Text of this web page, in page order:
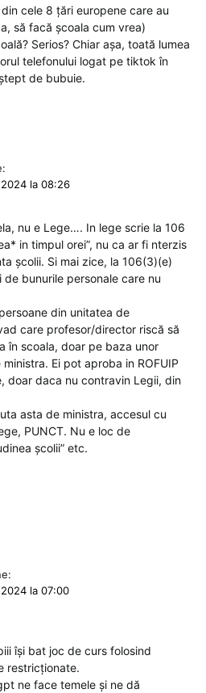
cele 8 țări europene care au
să facă școala cum vrea)
Serios? Chiar așa, toată lumea
telefonului logat pe tiktok în
de bubuie.
la 08:26
nu e Lege…. In lege scrie la 106
in timpul orei”, nu ca ar fi nterzis
școlii. Si mai zice, la 106(3)(e)
bunurile personale care nu
din unitatea de
care profesor/director riscă să
în scoala, doar pe baza unor
Ei pot aproba in ROFUIP
doar daca nu contravin Legii, din
asta de ministra, accesul cu
PUNCT. Nu e loc de
școlii” etc.
la 07:00
își bat joc de curs folosind
restricționate.
ne face temele și ne dă